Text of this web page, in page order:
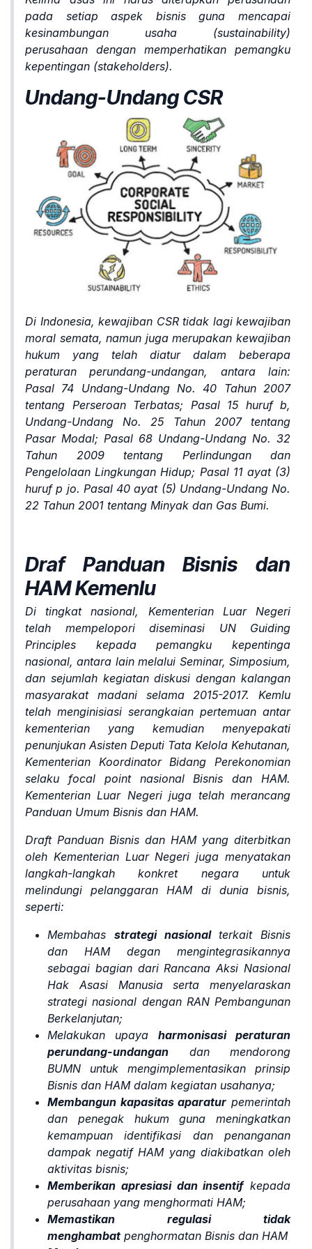
pada setiap aspek bisnis guna mencapai
kesinambungan usaha (sustainability)
perusahaan dengan memperhatikan pemangku
kepentingan (stakeholders).
Undang-Undang CSR
Di Indonesia, kewajiban CSR tidak lagi kewajiban
moral semata, namun juga merupakan kewajiban
hukum yang telah diatur dalam beberapa
peraturan perundang-undangan, antara lain:
Pasal 74 Undang-Undang No. 40 Tahun 2007
tentang Perseroan Terbatas; Pasal 15 huruf b,
Undang-Undang No. 25 Tahun 2007 tentang
Pasar Modal; Pasal 68 Undang-Undang No. 32
Tahun 2009 tentang Perlindungan dan
Pengelolaan Lingkungan Hidup; Pasal 11 ayat (3)
huruf p jo. Pasal 40 ayat (5) Undang-Undang No.
22 Tahun 2001 tentang Minyak dan Gas Bumi.
Draf Panduan Bisnis dan
HAM Kemenlu
Di tingkat nasional, Kementerian Luar Negeri
telah mempelopori diseminasi UN Guiding
Principles kepada pemangku kepentinga
nasional, antara lain melalui Seminar, Simposium,
dan sejumlah kegiatan diskusi dengan kalangan
masyarakat madani selama 2015-2017. Kemlu
telah menginisiasi serangkaian pertemuan antar
kementerian yang kemudian menyepakati
penunjukan Asisten Deputi Tata Kelola Kehutanan,
Kementerian Koordinator Bidang Perekonomian
selaku focal pointnasional Bisnis dan HAM.
Kementerian Luar Negeri juga telah merancang
Panduan Umum Bisnis dan HAM.
Draft Panduan Bisnis dan HAM yang diterbitkan
oleh Kementerian Luar Negeri juga menyatakan
langkah-langkah konkret negara untuk
melindungi pelanggaran HAM di dunia bisnis,
seperti:
Membahas strategi nasionalterkait Bisnis
dan HAM degan mengintegrasikannya
sebagai bagian dari Rancana Aksi Nasional
Hak Asasi Manusia serta menyelaraskan
strategi nasional dengan RAN Pembangunan
Berkelanjutan;
Melakukan upaya harmonisasi peraturan
perundang-undangan dan mendorong
BUMN untuk mengimplementasikan prinsip
Bisnis dan HAM dalam kegiatan usahanya;
Membangun kapasitas aparatur pemerintah
dan penegak hukum guna meningkatkan
kemampuan identifikasi dan penanganan
dampak negatif HAM yang diakibatkan oleh
aktivitas bisnis;
Memberikan apresiasi dan insentifkepada
perusahaan yang menghormati HAM;
Memastikan regulasi tidak
menghambat penghormatan Bisnis dan HAM